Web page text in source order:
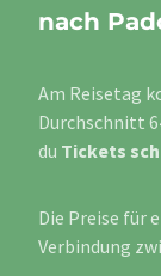
nach
Am Reisetag
Durchschnitt
du Tickets
Die Preise für
Verbindung